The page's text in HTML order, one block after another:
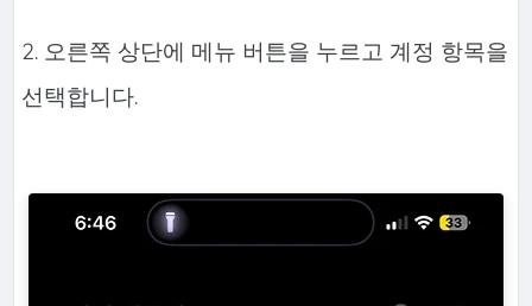
2. 오른쪽 상단에 메뉴 버튼을 누르고 계정 항목을
선택합니다.